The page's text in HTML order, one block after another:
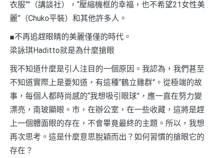
衣服“”（講談社），“壓縮機框的幸福，也不希望21女性美
麗”（Chuko平裝）和其他許多人。
■不再追趕眼睛的美麗僅僅的時代。
梁詠琪Haditto就是為什麼搶眼
我不知道什麼是引人注目的一個原因。我認為，我們甚至
不知道實際上是要知道，有這種“鶴立雞群”。從極端的故
事，每個人都時尚感的“我想吸引眼球”，應一直在努力變
漂亮，南玻顯眼。市，在辦公室，在一些收藏，這將是趕
上一個體面眼的存在，不會畢竟最終的主題。所以，我想
再次思考。這是什麼意思脫穎而出？如何習慣的搶眼它的
存在？